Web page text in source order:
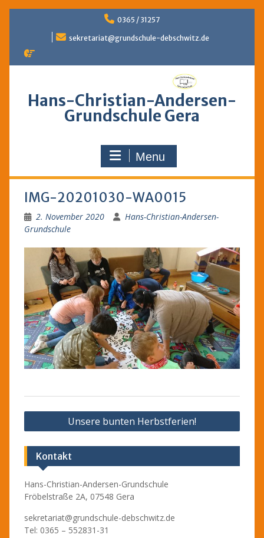
0365 / 31257
sekretariat@grundschule-debschwitz.de
Hans-Christian-Andersen-
Grundschule Gera
Menu
IMG-20201030-WA0015
2. November 2020
Hans-Christian-Andersen-
Grundschule
Beitragsnavigation
Unsere bunten Herbstferien!
Kontakt
Hans-Christian-Andersen-Grundschule
Fröbelstraße 2A, 07548 Gera
sekretariat@grundschule-debschwitz.de
Tel: 0365 – 552831-31